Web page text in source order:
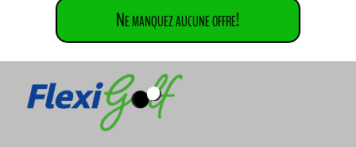
Ne manquez aucune offre!